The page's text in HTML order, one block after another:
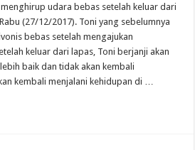
udara bebas setelah keluar dari
(27/12/2017). Toni yang sebelumnya
bebas setelah mengajukan
keluar dari lapas, Toni berjanji akan
baik dan tidak akan kembali
kembali menjalani kehidupan di …